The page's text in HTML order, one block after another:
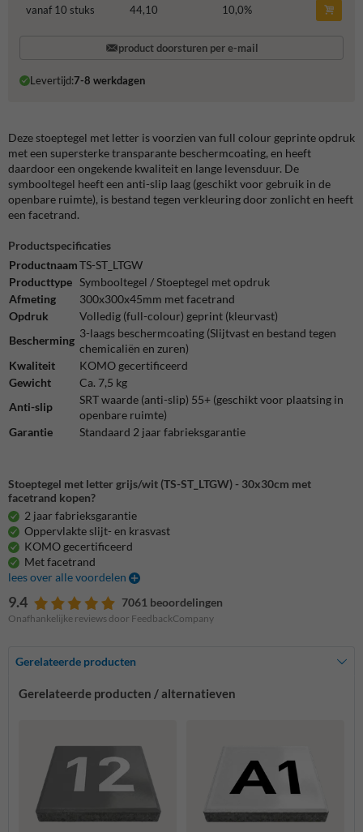
vanaf 10 stuks
44,10 10,0%
product doorsturen per e-mail
Levertijd:7-8 werkdagen
Deze stoeptegel met letter is voorzien van full colour geprinte opdruk
met een supersterke transparante beschermcoating, en heeft
daardoor een ongekende kwaliteit en lange levensduur. De
symbooltegel heeft een anti-slip laag (geschikt voor gebruik in de
openbare ruimte), is bestand tegen verkleuring door zonlicht en heeft
een facetrand.
Productspecificaties
ProductnaamTS-ST_LTGW
Producttype Symbooltegel / Stoeptegel met opdruk
Afmeting
300x300x45mm met facetrand
Opdruk
Volledig (full-colour) geprint (kleurvast)
Bescherming
3-laags beschermcoating (Slijtvast en bestand tegen
chemicaliën en zuren)
Kwaliteit
KOMO gecertificeerd
Gewicht
Ca. 7,5 kg
Anti-slip
SRT waarde (anti-slip) 55+ (geschikt voor plaatsing in
openbare ruimte)
Garantie
Standaard 2 jaar fabrieksgarantie
Stoeptegel met letter grijs/wit (TS-ST_LTGW) - 30x30cm met
facetrand kopen?
2 jaar fabrieksgarantie
Oppervlakte slijt- en krasvast
KOMO gecertificeerd
Met facetrand
lees over alle voordelen
9.4 7061 beoordelingen
Onafhankelijke reviews door FeedbackCompany
Gerelateerde producten
Gerelateerde producten / alternatieven